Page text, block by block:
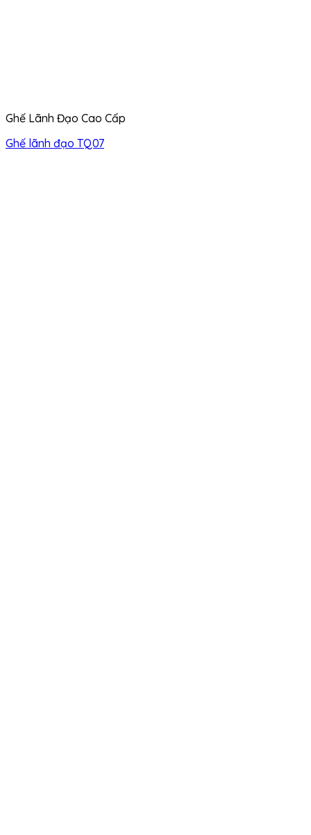
Ghế Lãnh Đạo Cao Cấp
Ghế lãnh đạo TQ07